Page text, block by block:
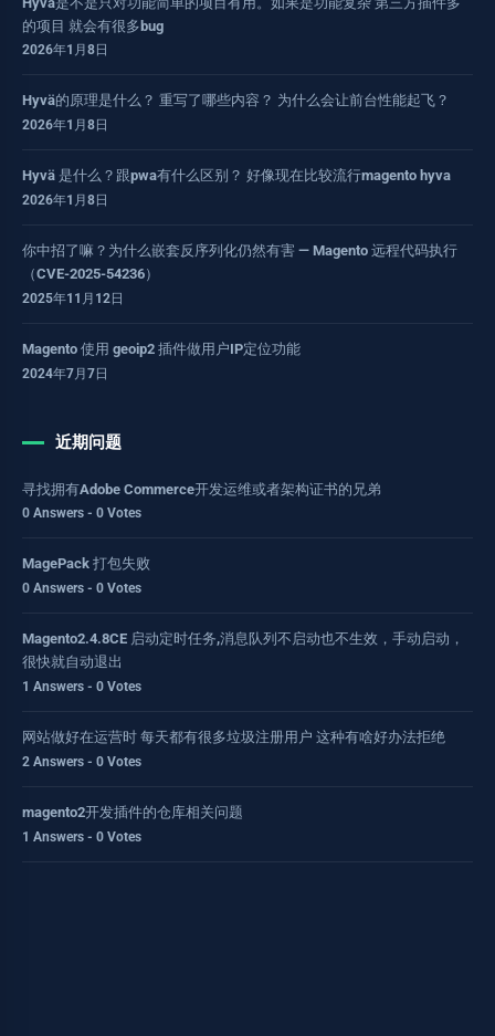
的项目 就会有很多bug
2026年1月8日
Hyvä的原理是什么？ 重写了哪些内容？ 为什么会让前台性能起飞？
2026年1月8日
Hyvä 是什么？跟pwa有什么区别？ 好像现在比较流行magento hyva
2026年1月8日
你中招了嘛？为什么嵌套反序列化仍然有害 — Magento 远程代码执行
（CVE-2025-54236）
2025年11月12日
Magento 使用 geoip2 插件做用户IP定位功能
2024年7月7日
近期问题
寻找拥有Adobe Commerce开发运维或者架构证书的兄弟
0 Answers - 0 Votes
MagePack 打包失败
0 Answers - 0 Votes
Magento2.4.8CE 启动定时任务,消息队列不启动也不生效，手动启动，
很快就自动退出
1 Answers - 0 Votes
网站做好在运营时 每天都有很多垃圾注册用户 这种有啥好办法拒绝
2 Answers - 0 Votes
magento2开发插件的仓库相关问题
1 Answers - 0 Votes